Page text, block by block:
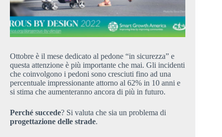
Ottobre è il mese dedicato al pedone “in sicurezza” e
questa attenzione è più importante che mai. Gli incidenti
che coinvolgono i pedoni sono cresciuti fino ad una
percentuale impressionante attorno al 62% in 10 anni e
si stima che aumenteranno ancora di più in futuro.
Perché succede? Si valuta che sia un problema di
progettazione delle strade.